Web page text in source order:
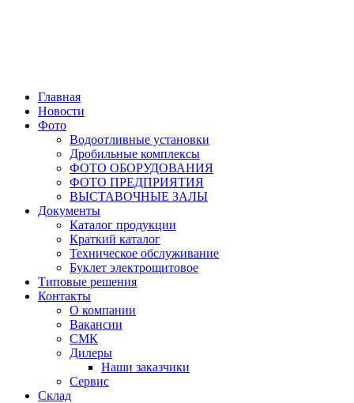
Главная
Новости
Фото
Водоотливные установки
Дробильные комплексы
ФОТО ОБОРУДОВАНИЯ
ФОТО ПРЕДПРИЯТИЯ
ВЫСТАВОЧНЫЕ ЗАЛЫ
Документы
Каталог продукции
Краткий каталог
Техническое обслуживание
Буклет электрощитовое
Типовые решения
Контакты
О компании
Вакансии
СМК
Дилеры
Наши заказчики
Сервис
Склад